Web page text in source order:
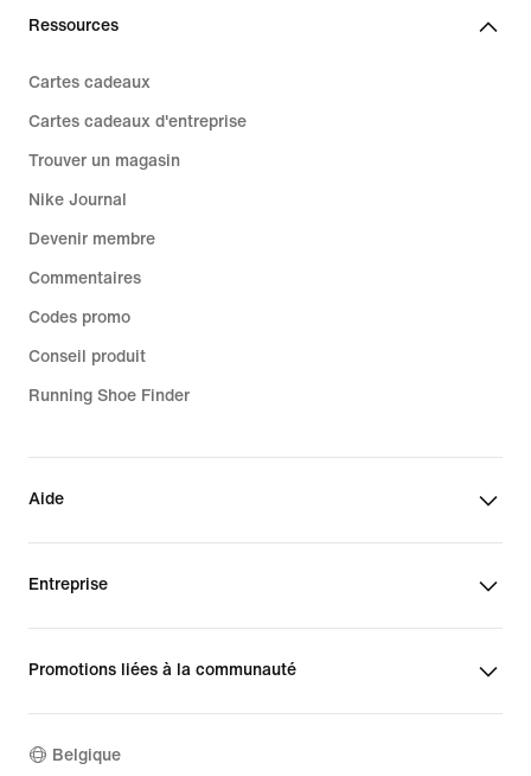
Ressources
Cartes cadeaux
Cartes cadeaux d'entreprise
Trouver un magasin
Nike Journal
Devenir membre
Commentaires
Codes promo
Conseil produit
Running Shoe Finder
Aide
Entreprise
Promotions liées à la communauté
Belgique